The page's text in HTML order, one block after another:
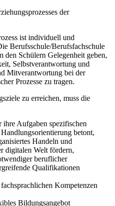
der
ist individuell und
Berufsschule/Berufsfachschule
den Schülern Gelegenheit geben,
Selbstverantwortung und
Mitverantwortung bei der
Prozesse zu tragen.
zu erreichen, muss die
Aufgaben spezifischen
betont,
Handeln und
digitalen Welt fördern,
beruflicher
Qualifikationen
Kompetenzen
Bildungsangebot